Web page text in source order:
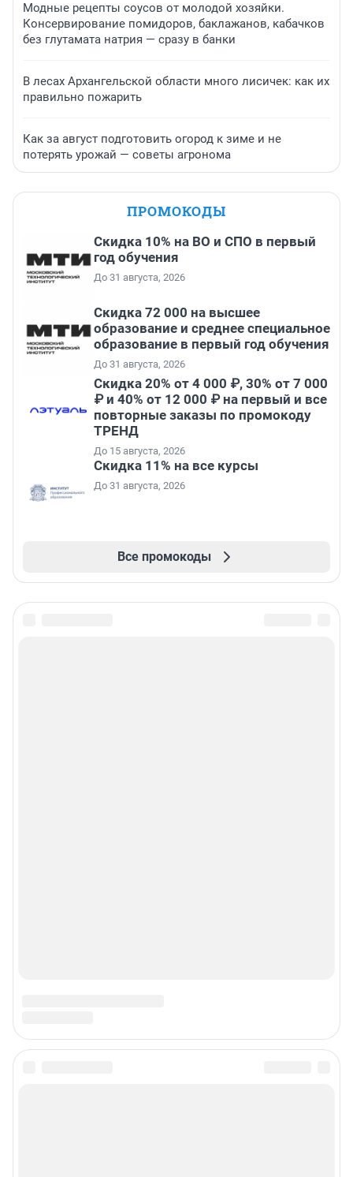
Модные рецепты соусов от молодой хозяйки.
Консервирование помидоров, баклажанов, кабачков
без глутамата натрия — сразу в банки
В лесах Архангельской области много лисичек: как их
правильно пожарить
Как за август подготовить огород к зиме и не
потерять урожай — советы агронома
ПРОМОКОДЫ
Скидка 10% на ВО и СПО в первый
год обучения
До 31 августа, 2026
Скидка 72 000 на высшее
образование и среднее специальное
образование в первый год обучения
До 31 августа, 2026
Скидка 20% от 4 000 ₽, 30% от 7 000
₽ и 40% от 12 000 ₽ на первый и все
повторные заказы по промокоду
ТРЕНД
До 15 августа, 2026
Скидка 11% на все курсы
До 31 августа, 2026
Все промокоды